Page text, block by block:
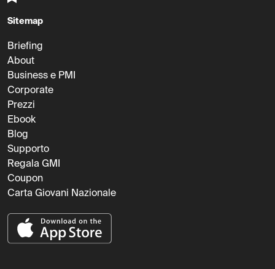
Sitemap
Briefing
About
Business e PMI
Corporate
Prezzi
Ebook
Blog
Supporto
Regala GMI
Coupon
Carta Giovani Nazionale